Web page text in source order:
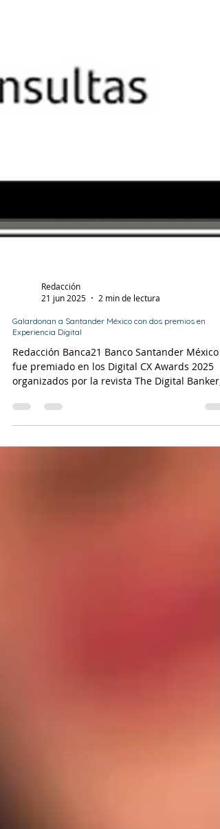
21 jun 2025
2 min de lectura
Galardonan a Santander México con dos premios en
Experiencia Digital
Redacción Banca21 Banco Santander México